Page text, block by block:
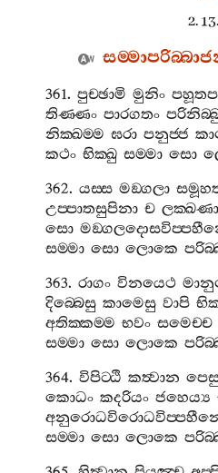
2. 13.
361.පුච‍්ඡාමි මුනිං
තිණ‍්ණං පාරගතං
නික‍්ඛම‍්ම ඝරා පනුජ‍්ජ
කථං භික‍්ඛු සම‍්මා සො
362.යස‍්ස මඞ‍්ගලා
උප‍්පාතසුපිනා ච ලක‍්ඛණා
සො
සම‍්මා සො ලොකෙ
363.රාගං විනයෙථ
දිබ‍්බෙසු කාමෙසු වාපි
අතික‍්කම‍්ම භවං සමෙච‍්ච
සම‍්මා සො ලොකෙ
364.විපිට‍්ඨි කත්‍වාන
කොධං කදරියං ජහෙය්‍ය
සම‍්මා සො ලොකෙ